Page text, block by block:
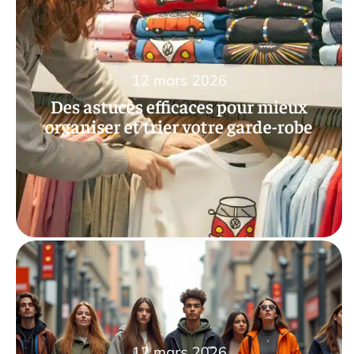
Des astuces efficaces pour mieux
organiser et trier votre garde-robe
12 mars 2026